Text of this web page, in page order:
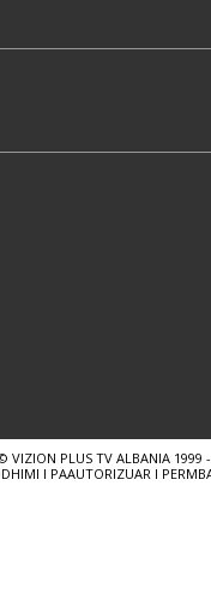
VIZION PLUS TV ALBANIA 1999
I PAAUTORIZUAR I